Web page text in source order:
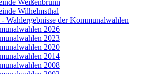
Weißenbrunn
Wilhelmsthal
Wahlergebnisse der Kommunalwahlen
2026
2023
2020
2014
2008